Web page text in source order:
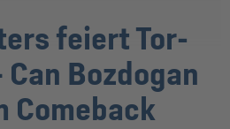
feiert Tor-
Bozdogan
Comeback